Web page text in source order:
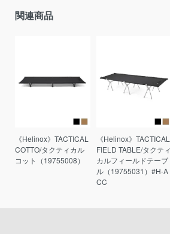
関連商品
《Helinox》TACTICAL
COTTO/タクティカル
コット（19755008）
《Helinox》TACTICAL
FIELD TABLE/タクティ
カルフィールドテーブ
ル（19755031）#H-A
CC